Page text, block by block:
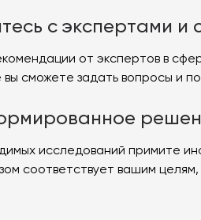
с экспертами и
от экспертов в
сможете задать вопросы и
исследований примите
соответствует вашим